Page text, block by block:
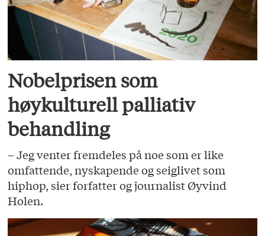
Nobelprisen som
høykulturell palliativ
behandling
– Jeg venter fremdeles på noe som er like
omfattende, nyskapende og seiglivet som
hiphop, sier forfatter og journalist Øyvind
Holen.